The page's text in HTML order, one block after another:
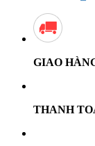
GIAO
THANH